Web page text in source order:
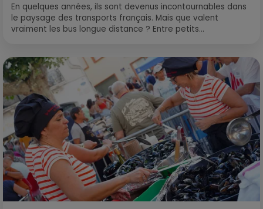
En quelques années, ils sont devenus incontournables dans
le paysage des transports français. Mais que valent
vraiment les bus longue distance ? Entre petits...